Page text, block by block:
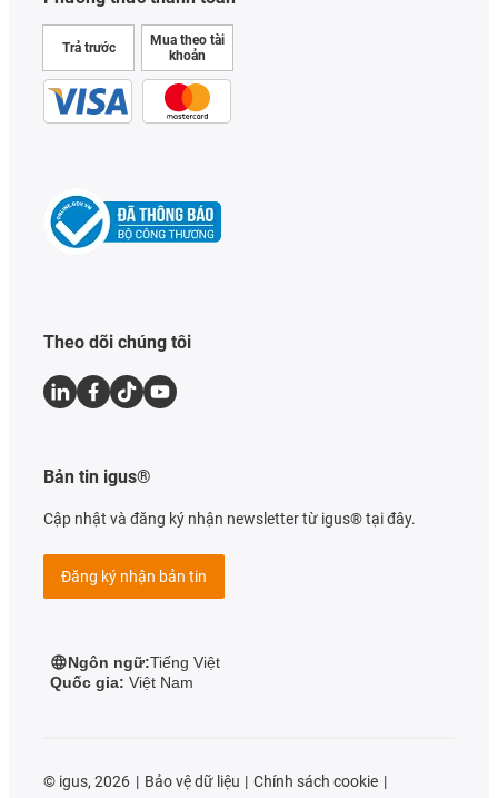
Trả trước
Mua theo tài
khoản
Theo dõi chúng tôi
Bản tin igus®
Cập nhật và đăng ký nhận newsletter từ igus® tại đây.
Đăng ký nhận bản tin
Ngôn ngữ:Tiếng Việt
Quốc gia: Việt Nam
© igus, 2026 Bảo vệ dữ liệu
Chính sách cookie